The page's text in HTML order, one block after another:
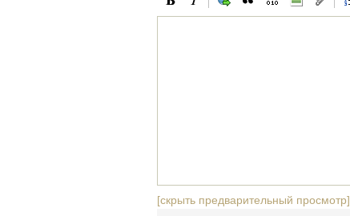
[скрыть предварительный просмотр]